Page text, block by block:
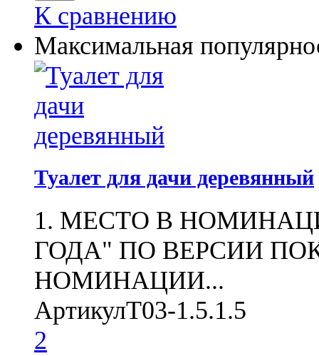
К сравнению
Максимальная
Туалет для дачи деревянный
1. МЕСТО В
ГОДА" ПО ВЕРСИИ
НОМИНАЦИИ...
АртикулТ03-1.5.1.5
2